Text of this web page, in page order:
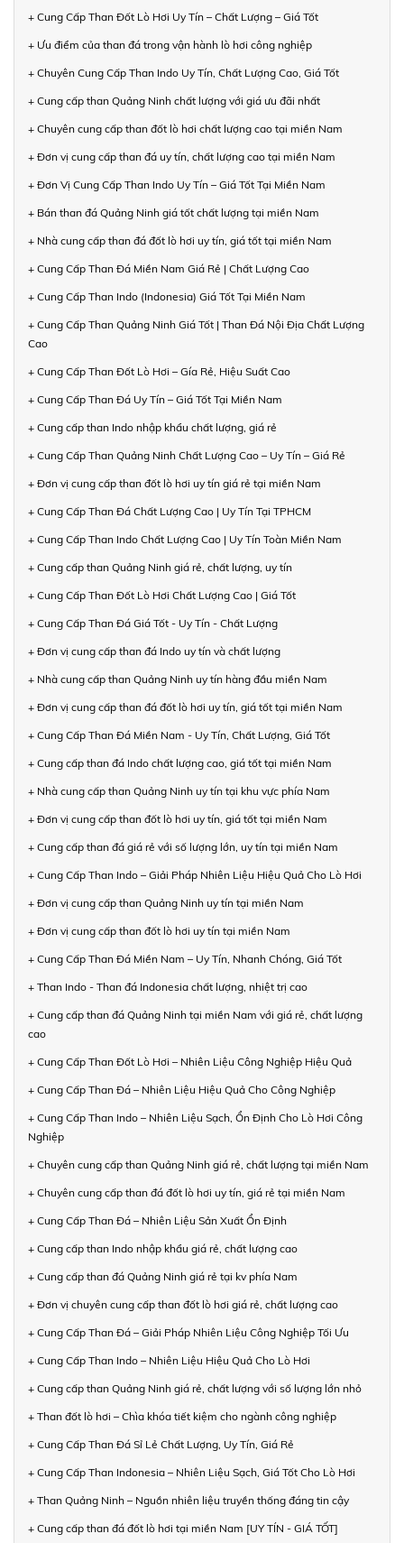
+ Cung Cấp Than Đốt Lò Hơi Uy Tín – Chất Lượng – Giá Tốt
+ Ưu điểm của than đá trong vận hành lò hơi công nghiệp
+ Chuyên Cung Cấp Than Indo Uy Tín, Chất Lượng Cao, Giá Tốt
+ Cung cấp than Quảng Ninh chất lượng với giá ưu đãi nhất
+ Chuyên cung cấp than đốt lò hơi chất lượng cao tại miền Nam
+ Đơn vị cung cấp than đá uy tín, chất lượng cao tại miền Nam
+ Đơn Vị Cung Cấp Than Indo Uy Tín – Giá Tốt Tại Miền Nam
+ Bán than đá Quảng Ninh giá tốt chất lượng tại miền Nam
+ Nhà cung cấp than đá đốt lò hơi uy tín, giá tốt tại miền Nam
+ Cung Cấp Than Đá Miền Nam Giá Rẻ | Chất Lượng Cao
+ Cung Cấp Than Indo (Indonesia) Giá Tốt Tại Miền Nam
+ Cung Cấp Than Quảng Ninh Giá Tốt | Than Đá Nội Địa Chất Lượng
Cao
+ Cung Cấp Than Đốt Lò Hơi – Gía Rẻ, Hiệu Suất Cao
+ Cung Cấp Than Đá Uy Tín – Giá Tốt Tại Miền Nam
+ Cung cấp than Indo nhập khẩu chất lượng, giá rẻ
+ Cung Cấp Than Quảng Ninh Chất Lượng Cao – Uy Tín – Giá Rẻ
+ Đơn vị cung cấp than đốt lò hơi uy tín giá rẻ tại miền Nam
+ Cung Cấp Than Đá Chất Lượng Cao | Uy Tín Tại TPHCM
+ Cung Cấp Than Indo Chất Lượng Cao | Uy Tín Toàn Miền Nam
+ Cung cấp than Quảng Ninh giá rẻ, chất lượng, uy tín
+ Cung Cấp Than Đốt Lò Hơi Chất Lượng Cao | Giá Tốt
+ Cung Cấp Than Đá Giá Tốt - Uy Tín - Chất Lượng
+ Đơn vị cung cấp than đá Indo uy tín và chất lượng
+ Nhà cung cấp than Quảng Ninh uy tín hàng đầu miền Nam
+ Đơn vị cung cấp than đá đốt lò hơi uy tín, giá tốt tại miền Nam
+ Cung Cấp Than Đá Miền Nam - Uy Tín, Chất Lượng, Giá Tốt
+ Cung cấp than đá Indo chất lượng cao, giá tốt tại miền Nam
+ Nhà cung cấp than Quảng Ninh uy tín tại khu vực phía Nam
+ Đơn vị cung cấp than đốt lò hơi uy tín, giá tốt tại miền Nam
+ Cung cấp than đá giá rẻ với số lượng lớn, uy tín tại miền Nam
+ Cung Cấp Than Indo – Giải Pháp Nhiên Liệu Hiệu Quả Cho Lò Hơi
+ Đơn vị cung cấp than Quảng Ninh uy tín tại miền Nam
+ Đơn vị cung cấp than đốt lò hơi uy tín tại miền Nam
+ Cung Cấp Than Đá Miền Nam – Uy Tín, Nhanh Chóng, Giá Tốt
+ Than Indo - Than đá Indonesia chất lượng, nhiệt trị cao
+ Cung cấp than đá Quảng Ninh tại miền Nam với giá rẻ, chất lượng
cao
+ Cung Cấp Than Đốt Lò Hơi – Nhiên Liệu Công Nghiệp Hiệu Quả
+ Cung Cấp Than Đá – Nhiên Liệu Hiệu Quả Cho Công Nghiệp
+ Cung Cấp Than Indo – Nhiên Liệu Sạch, Ổn Định Cho Lò Hơi Công
Nghiệp
+ Chuyên cung cấp than Quảng Ninh giá rẻ, chất lượng tại miền Nam
+ Chuyên cung cấp than đá đốt lò hơi uy tín, giá rẻ tại miền Nam
+ Cung Cấp Than Đá – Nhiên Liệu Sản Xuất Ổn Định
+ Cung cấp than Indo nhập khẩu giá rẻ, chất lượng cao
+ Cung cấp than đá Quảng Ninh giá rẻ tại kv phía Nam
+ Đơn vị chuyên cung cấp than đốt lò hơi giá rẻ, chất lượng cao
+ Cung Cấp Than Đá – Giải Pháp Nhiên Liệu Công Nghiệp Tối Ưu
+ Cung Cấp Than Indo – Nhiên Liệu Hiệu Quả Cho Lò Hơi
+ Cung cấp than Quảng Ninh giá rẻ, chất lượng với số lượng lớn nhỏ
+ Than đốt lò hơi – Chìa khóa tiết kiệm cho ngành công nghiệp
+ Cung Cấp Than Đá Sỉ Lẻ Chất Lượng, Uy Tín, Giá Rẻ
+ Cung Cấp Than Indonesia – Nhiên Liệu Sạch, Giá Tốt Cho Lò Hơi
+ Than Quảng Ninh – Nguồn nhiên liệu truyền thống đáng tin cậy
+ Cung cấp than đá đốt lò hơi tại miền Nam [UY TÍN - GIÁ TỐT]